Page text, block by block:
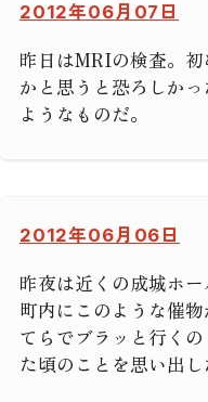
2012年06月07日
昨日はMRIの検査。
かと思うと恐ろしか
ようなものだ。
2012年06月06日
昨夜は近くの成城ホー
町内にこのような催
てらでブラッと行く
た頃のことを思い出し